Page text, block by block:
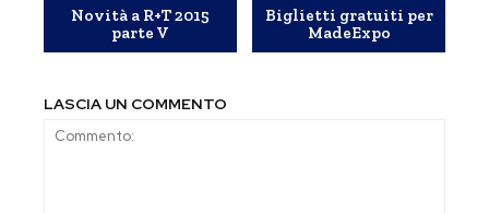
Novità a R+T 2015
parte V
Biglietti gratuiti per
MadeExpo
LASCIA UN COMMENTO